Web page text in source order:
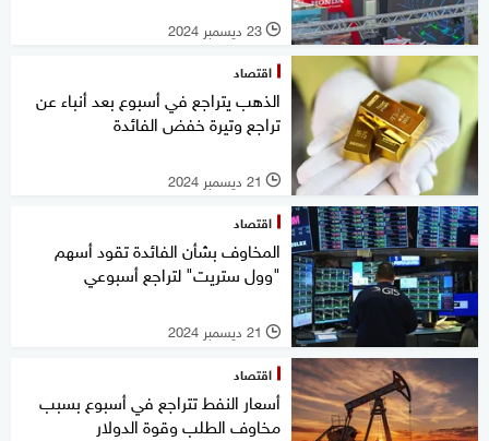
l 23 ديسمبر 2024
اقتصاد
الذهب يتراجع في أسبوع بعد أنباء عن
تراجع وتيرة خفض الفائدة
l 21 ديسمبر 2024
اقتصاد
المخاوف بشأن الفائدة تقود أسهم
"وول ستريت" لتراجع أسبوعي
l 21 ديسمبر 2024
اقتصاد
أسعار النفط تتراجع في أسبوع بسبب
مخاوف الطلب وقوة الدولار